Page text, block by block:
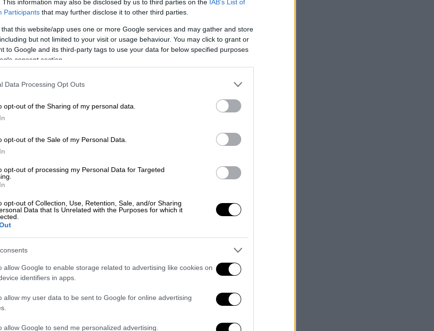
This information may also be disclosed by us to third parties on the IAB’s List of
Participants that may further disclose it to other third parties.
that this website/app uses one or more Google services and may gather and store
but not limited to your visit or usage behaviour. You may click to grant or
to Google and its third-party tags to use your data for below specified purposes
consent section.
Data Processing Opt Outs
opt-out of the Sharing of my personal data.
opt-out of the Sale of my Personal Data.
opt-out of processing my Personal Data for Targeted
opt-out of Collection, Use, Retention, Sale, and/or Sharing
Data that Is Unrelated with the Purposes for which it
allow Google to enable storage related to advertising like cookies on
identifiers in apps.
allow my user data to be sent to Google for online advertising
allow Google to send me personalized advertising.
Μαμάσης)
και την
Προηγουμένως ο πελαργός
δακτυλίδι μαύρου χρώματος και
(ατομική σήμανση)
και μετρήσεις. Το
«Λεπενιώτης»
πλέον στους ουρανούς χάρις